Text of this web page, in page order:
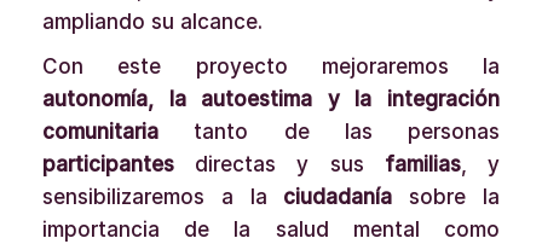
ampliando su alcance.
Con este proyecto mejoraremos la
autonomía, la autoestima y la integración
comunitaria tanto de las personas
participantes directas y sus familias, y
sensibilizaremos a la ciudadanía sobre la
importancia de la salud mental como